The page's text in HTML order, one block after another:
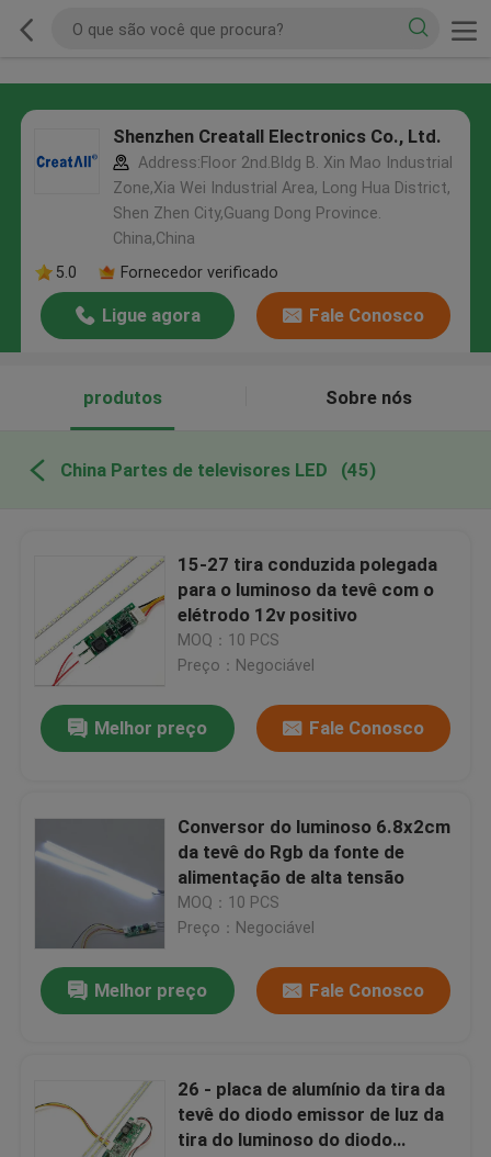
Shenzhen Creatall Electronics Co., Ltd.
Address:Floor 2nd.Bldg B. Xin Mao Industrial
Zone,Xia Wei Industrial Area, Long Hua District,
Shen Zhen City,Guang Dong Province.
China,China
5.0
Fornecedor verificado
Ligue agora Fale Conosco
produtos Sobre nós
China Partes de televisores LED (45)
15-27 tira conduzida polegada
para o luminoso da tevê com o
elétrodo 12v positivo
MOQ：10 PCS
Preço：Negociável
Melhor preço Fale Conosco
Conversor do luminoso 6.8x2cm
da tevê do Rgb da fonte de
alimentação de alta tensão
MOQ：10 PCS
Preço：Negociável
Melhor preço Fale Conosco
26 - placa de alumínio da tira da
tevê do diodo emissor de luz da
tira do luminoso do diodo